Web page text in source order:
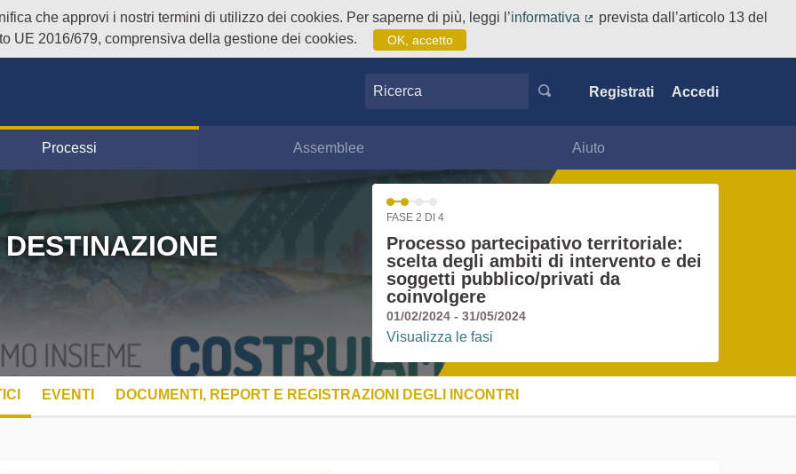
che approvi i nostri termini di utilizzo dei cookies. Per saperne di più, leggi l’informativa
prevista dall’articolo 13 del
UE 2016/679, comprensiva della gestione dei cookies.
OK, accetto
Ricerca Registrati Accedi
Processi Assemblee Aiuto
FASE 2 DI 4
Processo partecipativo territoriale:
scelta degli ambiti di intervento e dei
soggetti pubblico/privati da
coinvolgere
01/02/2024 - 31/05/2024
Visualizza le fasi
EVENTI DOCUMENTI, REPORT E REGISTRAZIONI DEGLI INCONTRI